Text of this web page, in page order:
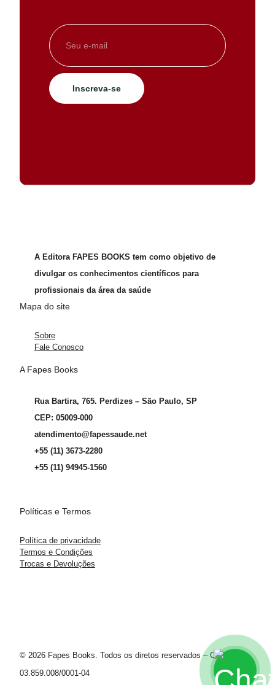
Inscreva-se
A Editora FAPES BOOKS tem como objetivo de
divulgar os conhecimentos científicos para
profissionais da área da saúde
Mapa do site
Sobre
Fale Conosco
A Fapes Books
Rua Bartira, 765. Perdizes – São Paulo, SP
CEP: 05009-000
atendimento@fapessaude.net
+55 (11) 3673-2280
+55 (11) 94945-1560
Políticas e Termos
Política de privacidade
Termos e Condições
Trocas e Devoluções
© 2026 Fapes Books. Todos os diretos reservados – CNPJ
03.859.008/0001-04